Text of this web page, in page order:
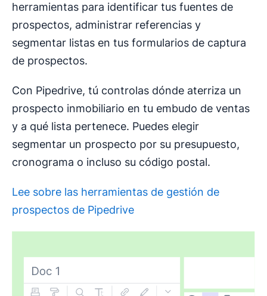
herramientas para identificar tus fuentes de
prospectos, administrar referencias y
segmentar listas en tus formularios de captura
de prospectos.
Con Pipedrive, tú controlas dónde aterriza un
prospecto inmobiliario en tu embudo de ventas
y a qué lista pertenece. Puedes elegir
segmentar un prospecto por su presupuesto,
cronograma o incluso su código postal.
Lee sobre las herramientas de gestión de
prospectos de Pipedrive